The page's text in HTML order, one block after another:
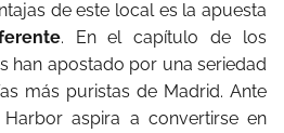
de este local es la apuesta
. En el capítulo de los
han apostado por una seriedad
más puristas de Madrid. Ante
aspira a convertirse en